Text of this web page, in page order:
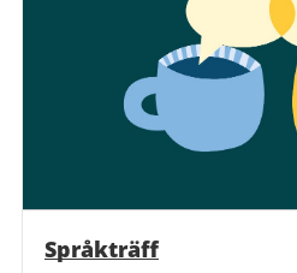
Språkträff